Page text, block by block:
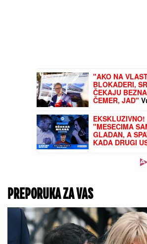
"AKO NA
BLOKADERI,
ČEKAJU
ČEMER, JAD"
susretu sa
"Ne služim
Srbiji, naučite
jednom"
EKSKLUZIVNO!
"MESECIMA
GLADAN, A
KADA DRUGI
Vejnović o
PREPORUKA ZA VAS